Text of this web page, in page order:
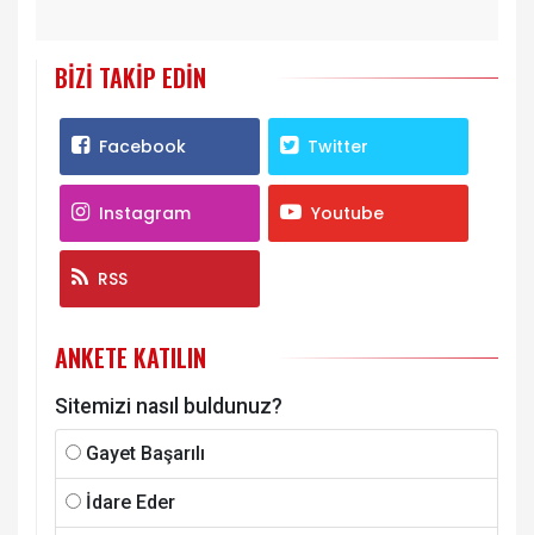
BIZI TAKIP EDIN
Facebook Twitter
Instagram Youtube
RSS
ANKETE KATILIN
Sitemizi nasıl buldunuz?
Gayet Başarılı
İdare Eder